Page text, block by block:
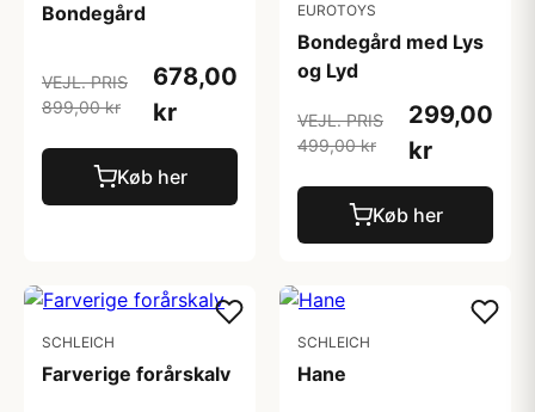
Bondegård
VEJL. PRIS
899,00 kr
678,00
kr
Køb her
EUROTOYS
Bondegård med Lys
og Lyd
VEJL. PRIS
499,00 kr
299,00
kr
Køb her
SCHLEICH
Farverige forårskalv
SCHLEICH
Hane